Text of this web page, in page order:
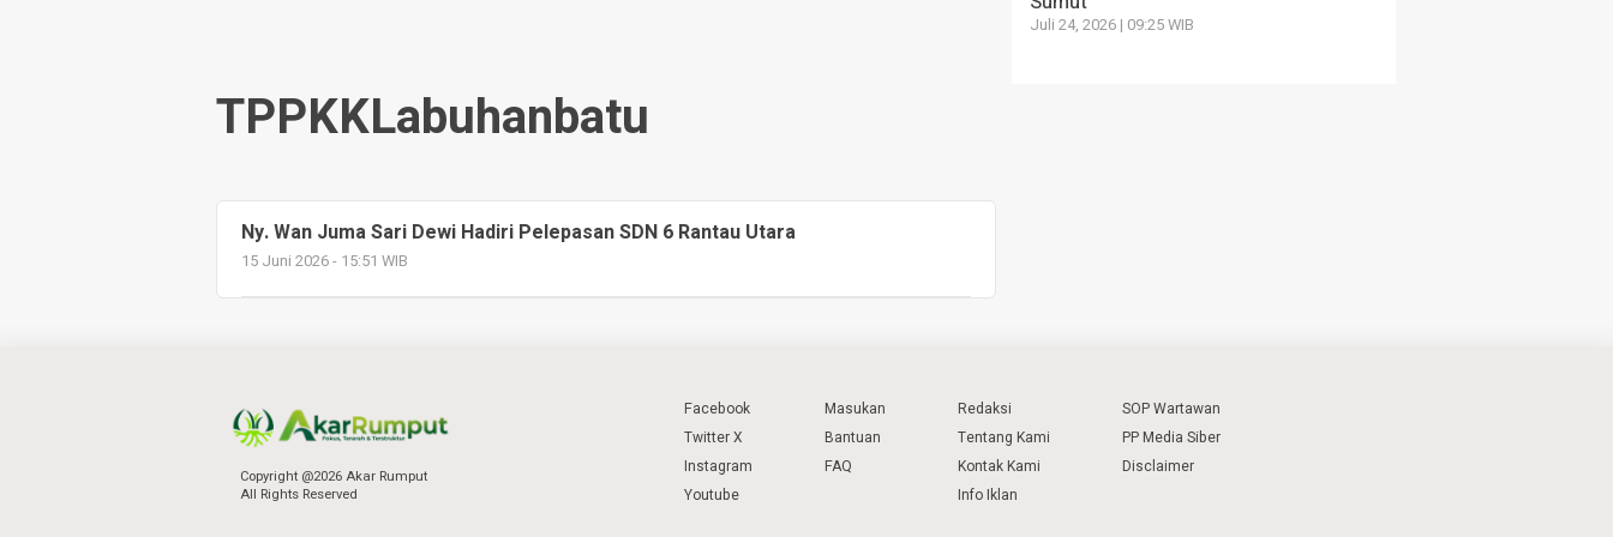
TPPKKLabuhanbatu
Ny. Wan Juma Sari Dewi Hadiri Pelepasan SDN 6 Rantau Utara
15 Juni 2026 - 15:51 WIB
Juli 24, 2026 | 09:25 WIB
Copyright @2026 Akar Rumput
All Rights Reserved
Facebook
Twitter X
Instagram
Youtube
Masukan
Bantuan
FAQ
Redaksi
Tentang Kami
Kontak Kami
Info Iklan
SOP Wartawan
PP Media Siber
Disclaimer